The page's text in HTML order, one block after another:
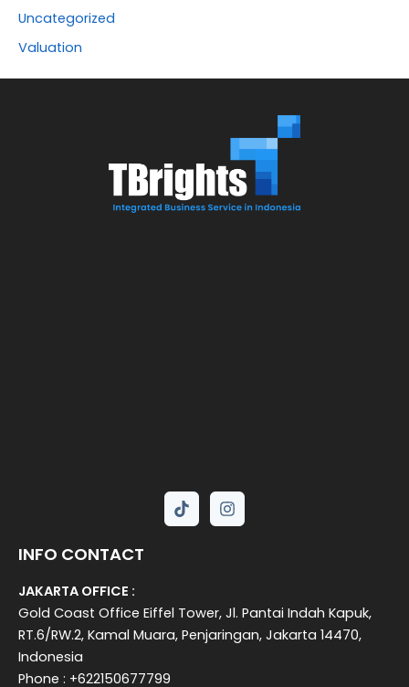
Uncategorized
Valuation
INFO CONTACT
JAKARTA OFFICE :
Gold Coast Office Eiffel Tower, Jl. Pantai Indah Kapuk,
RT.6/RW.2, Kamal Muara, Penjaringan, Jakarta 14470,
Indonesia
Phone : +622150677799